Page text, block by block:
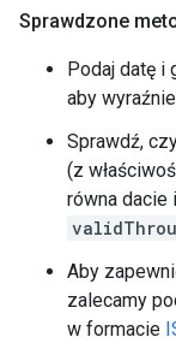
Sprawdzone
Podaj datę i
aby
Sprawdź,
(z
równa dacie
Aby
zalecamy
w formacie